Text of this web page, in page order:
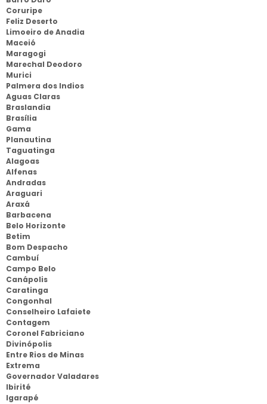
Coruripe
Feliz Deserto
Limoeiro de Anadia
Maceió
Maragogi
Marechal Deodoro
Murici
Palmera dos Indios
Aguas Claras
Braslandia
Brasília
Gama
Planautina
Taguatinga
Alagoas
Alfenas
Andradas
Araguari
Araxá
Barbacena
Belo Horizonte
Betim
Bom Despacho
Cambuí
Campo Belo
Canápolis
Caratinga
Congonhal
Conselheiro Lafaiete
Contagem
Coronel Fabriciano
Divinópolis
Entre Rios de Minas
Extrema
Governador Valadares
Ibirité
Igarapé